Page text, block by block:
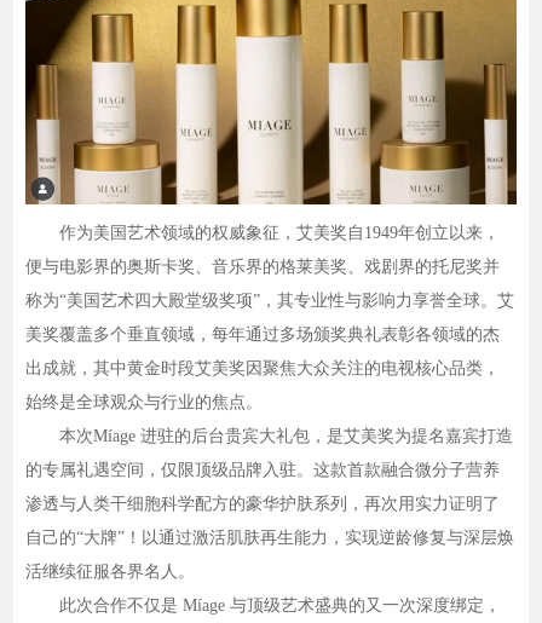
作为美国艺术领域的权威象征，艾美奖自1949年创立以来，
便与电影界的奥斯卡奖、音乐界的格莱美奖、戏剧界的托尼奖并
称为“美国艺术四大殿堂级奖项”，其专业性与影响力享誉全球。艾
美奖覆盖多个垂直领域，每年通过多场颁奖典礼表彰各领域的杰
出成就，其中黄金时段艾美奖因聚焦大众关注的电视核心品类，
始终是全球观众与行业的焦点。
本次Míage 进驻的后台贵宾大礼包，是艾美奖为提名嘉宾打造
的专属礼遇空间，仅限顶级品牌入驻。这款首款融合微分子营养
渗透与人类干细胞科学配方的豪华护肤系列，再次用实力证明了
自己的“大牌”！以通过激活肌肤再生能力，实现逆龄修复与深层焕
活继续征服各界名人。
此次合作不仅是 Míage 与顶级艺术盛典的又一次深度绑定，